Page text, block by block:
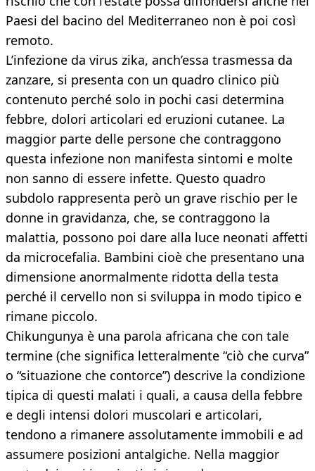
Paesi del bacino del Mediterraneo non è poi così
remoto.
L’infezione da virus zika, anch’essa trasmessa da
zanzare, si presenta con un quadro clinico più
contenuto perché solo in pochi casi determina
febbre, dolori articolari ed eruzioni cutanee. La
maggior parte delle persone che contraggono
questa infezione non manifesta sintomi e molte
non sanno di essere infette. Questo quadro
subdolo rappresenta però un grave rischio per le
donne in gravidanza, che, se contraggono la
malattia, possono poi dare alla luce neonati affetti
da microcefalia. Bambini cioè che presentano una
dimensione anormalmente ridotta della testa
perché il cervello non si sviluppa in modo tipico e
rimane piccolo.
Chikungunya è una parola africana che con tale
termine (che significa letteralmente “ciò che curva”
o “situazione che contorce”) descrive la condizione
tipica di questi malati i quali, a causa della febbre
e degli intensi dolori muscolari e articolari,
tendono a rimanere assolutamente immobili e ad
assumere posizioni antalgiche. Nella maggior